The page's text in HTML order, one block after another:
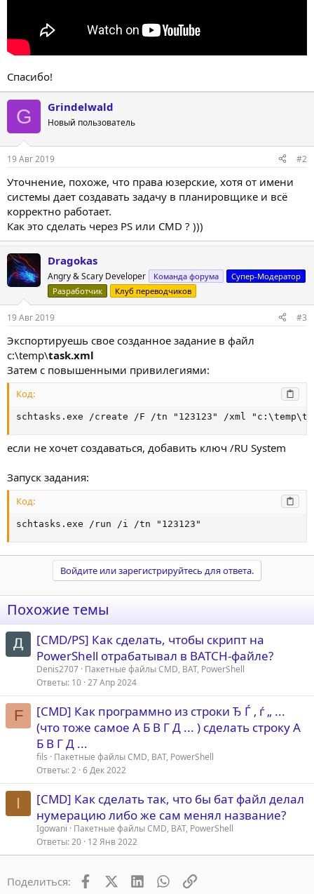
Спасибо!
G Grindelwald
Новый пользователь
19 Авг 2019 #2
Уточнение, похоже, что права юзерские, хотя от имени
системы дает создавать задачу в планировщике и всё
корректно работает.
Как это сделать через PS или CMD ? )))
Dragokas
Angry & Scary Developer Команда форума
Супер-Модератор
Разработчик
Клуб переводчиков
19 Авг 2019 #3
Экспортируешь свое созданное задание в файл
c:\temp\task.xml
Затем с повышенными привилегиями:
Код:
schtasks.exe /create /F /tn "123123" /xml
если не хочет создаваться, добавить ключ /RU System
Запуск задания:
Код:
schtasks.exe /run /i /tn "123123"
Войдите или зарегистрируйтесь для ответа.
Похожие темы
[CMD/PS] Как сделать, чтобы скрипт на
PowerShell отрабатывал в BATCH-файле?
Denis2707 Пакетные файлы CMD, BAT, PowerShell
Ответы 10 27 Апр 2024
F
[CMD] Как программно из строки Ђ Ѓ ‚ ѓ „ ...
(что тоже самое А Б В Г Д ... ) сделать строку А
Б В Г Д ...
fils
Пакетные файлы CMD, BAT, PowerShell
Ответы 2 6 Дек 2022
I
[CMD] Как сделать так, что бы бат файл делал
нумерацию либо же сам менял название?
Igowani
Пакетные файлы CMD, BAT, PowerShell
Ответы 20 12 Янв 2022
Поделиться: FacebookX (Twitter)
LinkedInWhatsAppСсылка